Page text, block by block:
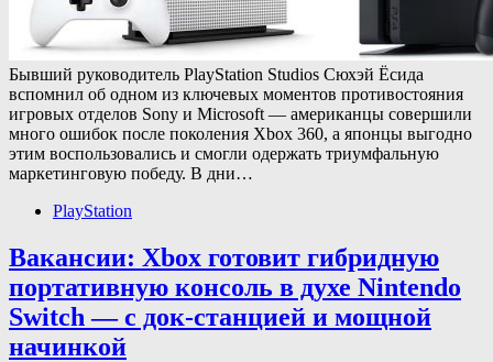
Бывший руководитель PlayStation Studios Сюхэй Ёсида
вспомнил об одном из ключевых моментов противостояния
игровых отделов Sony и Microsoft — американцы совершили
много ошибок после поколения Xbox 360, а японцы выгодно
этим воспользовались и смогли одержать триумфальную
маркетинговую победу. В дни…
PlayStation
Вакансии: Xbox готовит гибридную
портативную консоль в духе Nintendo
Switch — с док-станцией и мощной
начинкой